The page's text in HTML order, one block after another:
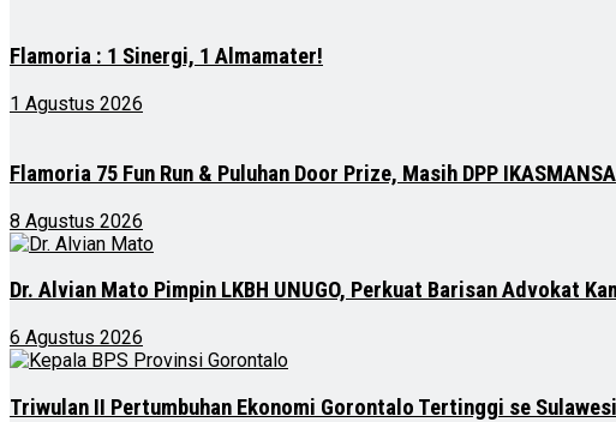
Flamoria : 1 Sinergi, 1 Almamater!
1 Agustus 2026
Flamoria 75 Fun Run & Puluhan Door Prize, Masih DPP
8 Agustus 2026
Dr. Alvian Mato Pimpin LKBH UNUGO, Perkuat Barisan Advokat
6 Agustus 2026
Triwulan II Pertumbuhan Ekonomi Gorontalo Tertinggi se Sulawesi